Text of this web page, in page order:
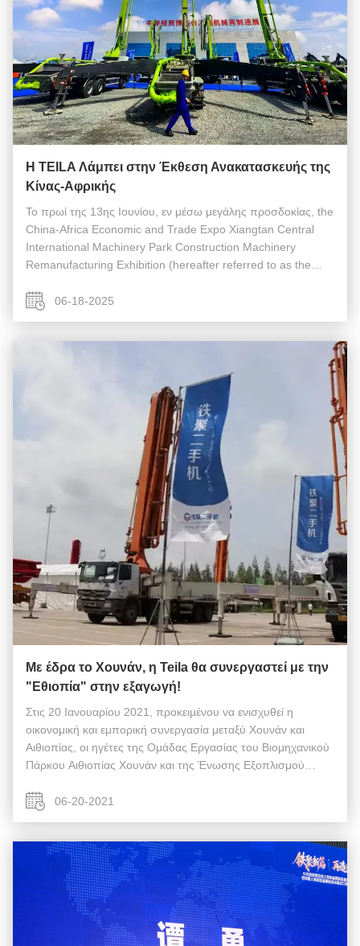
Η TEILA Λάμπει στην Έκθεση Ανακατασκευής της
Κίνας-Αφρικής
Το πρωί της 13ης Ιουνίου, εν μέσω μεγάλης προσδοκίας, the
China-Africa Economic and Trade Expo Xiangtan Central
International Machinery Park Construction Machinery
Remanufacturing Exhibition (hereafter referred to as the
YuetΓια πρώτη φορά, η Κί...
06-18-2025
Με έδρα το Χουνάν, η Teila θα συνεργαστεί με την
"Εθιοπία" στην εξαγωγή!
Στις 20 Ιανουαρίου 2021, προκειμένου να ενισχυθεί η
οικονομική και εμπορική συνεργασία μεταξύ Χουνάν και
Αιθιοπίας, οι ηγέτες της Ομάδας Εργασίας του Βιομηχανικού
Πάρκου Αιθιοπίας Χουνάν και της Ένωσης Εξοπλισμού
επισκέφθηκαν τα κεντρικά γραφεία της ...
06-20-2021